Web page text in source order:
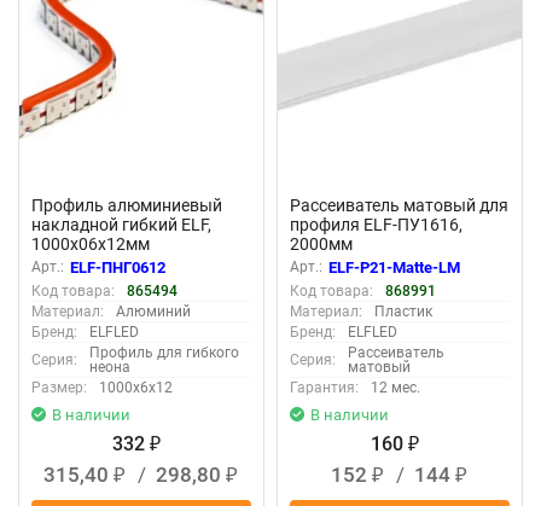
Профиль алюминиевый
накладной гибкий ELF,
1000х06х12мм
Арт.: ELF-ПНГ0612
Код товара:
865494
Материал:
Алюминий
Бренд:
ELFLED
Серия:
Профиль для гибкого
неона
Размер:
1000х6х12
В наличии
332 ₽
315,40 ₽ / 298,80 ₽
Рассеиватель матовый для
профиля ELF-ПУ1616,
2000мм
Арт.: ELF-Р21-Matte-LM
Код товара:
868991
Материал:
Пластик
Бренд:
ELFLED
Серия:
Рассеиватель
матовый
Гарантия:
12 мес.
В наличии
160 ₽
152 ₽ / 144 ₽